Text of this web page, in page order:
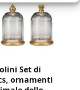
Set di
ornamenti